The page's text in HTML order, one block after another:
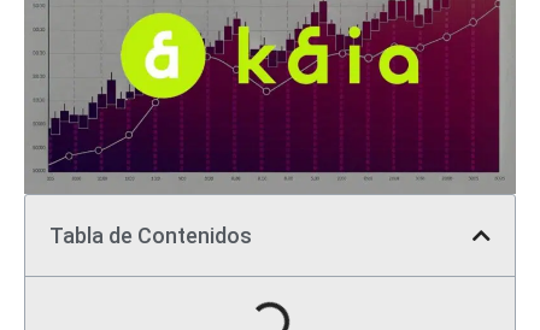
Tabla de Contenidos